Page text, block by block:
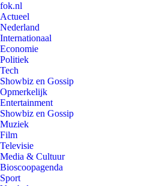
fok.nl
Actueel
Nederland
Internationaal
Economie
Politiek
Tech
Showbiz en Gossip
Opmerkelijk
Entertainment
Showbiz en Gossip
Muziek
Film
Televisie
Media & Cultuur
Bioscoopagenda
Sport